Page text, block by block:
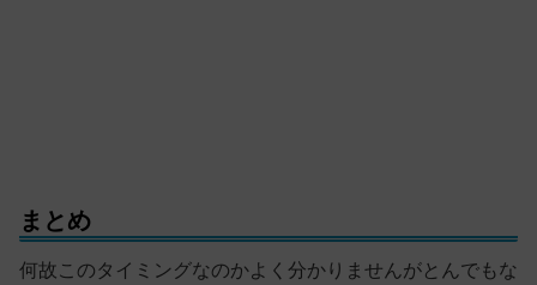
まとめ
何故このタイミングなのかよく分かりませんがとんでもな